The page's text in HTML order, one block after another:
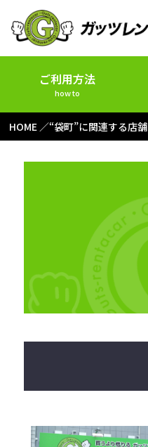
ご利用方法
how to
HOME “袋町”に関連する店舗